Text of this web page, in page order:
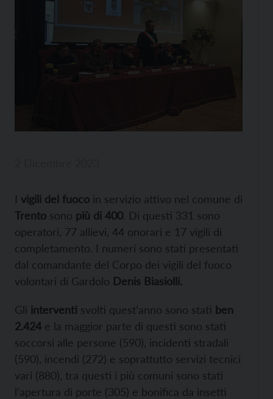
I vigili del fuoco in servizio attivo nel comune di
Trento sono più di 400. Di questi 331 sono
operatori, 77 allievi, 44 onorari e 17 vigili di
completamento. I numeri sono stati presentati
dal comandante del Corpo dei vigili del fuoco
volontari di Gardolo Denis Biasiolli.
Gli interventi svolti quest’anno sono stati ben
2.424 e la maggior parte di questi sono stati
soccorsi alle persone (590), incidenti stradali
(590), incendi (272) e soprattutto servizi tecnici
vari (880), tra questi i più comuni sono stati
l’apertura di porte (305) e bonifica da insetti